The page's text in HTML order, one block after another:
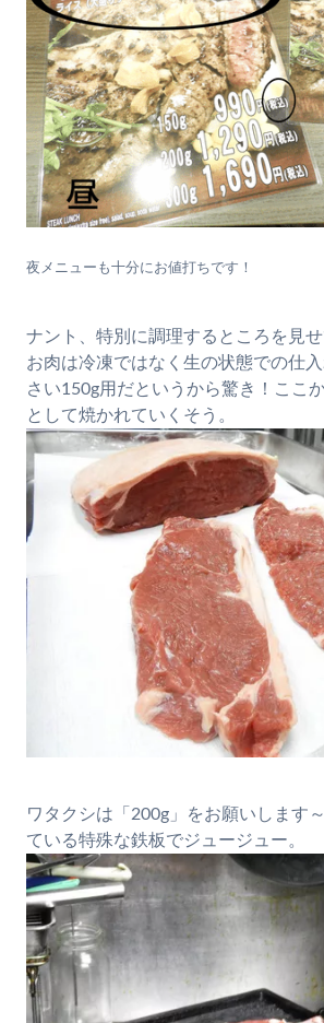
夜メニューも十分にお値打ちです！
ナント、特別に調理するところを見せ
お肉は冷凍ではなく生の状態での仕
さい150g用だというから驚き！ここ
として焼かれていくそう。
ワタクシは「200g」をお願いします
ている特殊な鉄板でジュージュー。